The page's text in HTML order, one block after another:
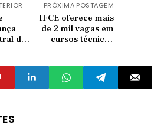
de
PRÓXIMA POSTAGEM
IFCE oferece mais
de 2 mil vagas em
cursos técnicos
em Quixadá e
outras cidades